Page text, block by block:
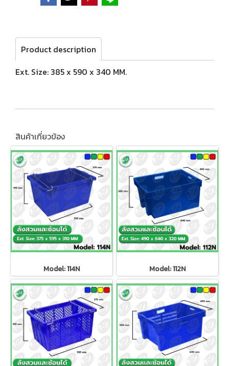
Product description
Ext. Size: 385 x 590 x 340 MM.
สินค้าเกี่ยวข้อง
Model: 114N Model: 112N